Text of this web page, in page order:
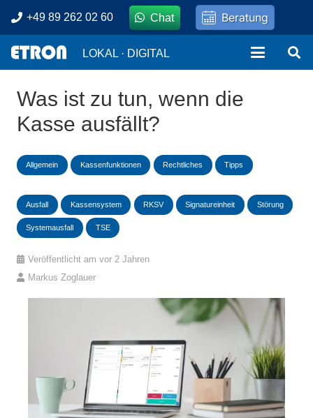
+49 89 262 02 60 Chat Beratung
LOKAL · DIGITAL
Was ist zu tun, wenn die
Kasse ausfällt?
Allgemein Kassenfunktionen Rechtliches Tipps
Ausfall Kassensystem RKSV Signatureinheit Störung
Systemausfall TSE
Veröffentlicht amvor 2 Jahren
Markus Zoglauer